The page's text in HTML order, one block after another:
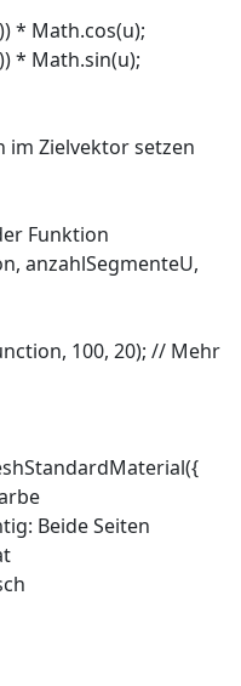
* Math.cos(u);
* Math.sin(u);
im Zielvektor setzen
Funktion
anzahlSegmenteU,
100, 20); // Mehr
Beide Seiten